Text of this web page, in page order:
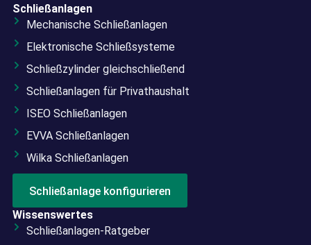
Schließanlagen
Mechanische Schließanlagen
Elektronische Schließsysteme
Schließzylinder gleichschließend
Schließanlagen für Privathaushalt
ISEO Schließanlagen
EVVA Schließanlagen
Wilka Schließanlagen
Schließanlage konfigurieren
Wissenswertes
Schließanlagen-Ratgeber